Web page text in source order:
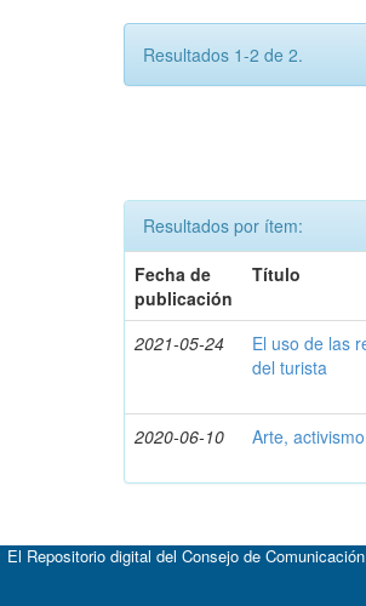
Resultados 1-2 de 2.
Resultados por ítem:
Fecha de
publicación
Título
2021-05-24
El uso de las
del turista
2020-06-10
Arte,
El Repositorio digital del Consejo de